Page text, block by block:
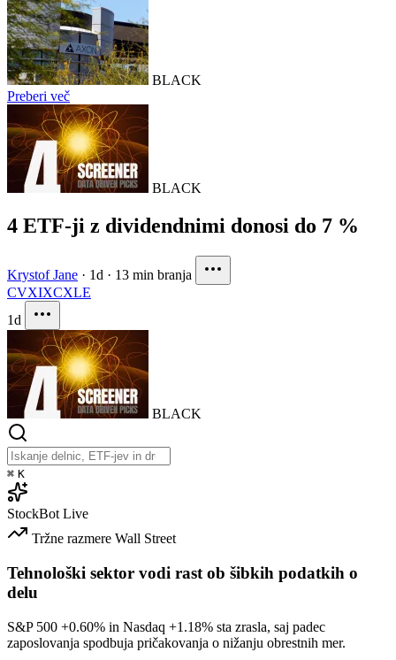
BLACK
Preberi več
BLACK
4 ETF-ji z dividendnimi donosi do 7 %
Krystof Jane · 1d · 13 min branja
CVXIXCXLE
1d
BLACK
⌘ K
StockBot Live
Tržne razmere Wall Street
Tehnološki sektor vodi rast ob šibkih podatkih o
delu
S&P 500 +0.60% in Nasdaq +1.18% sta zrasla, saj padec
zaposlovanja spodbuja pričakovanja o nižanju obrestnih mer.